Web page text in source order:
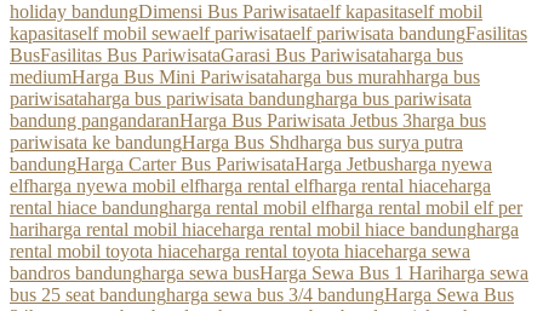
holiday bandungDimensi Bus Pariwisataelf kapasitaself mobil
kapasitaself mobil sewaelf pariwisataelf pariwisata bandungFasilitas
BusFasilitas Bus PariwisataGarasi Bus Pariwisataharga bus
mediumHarga Bus Mini Pariwisataharga bus murahharga bus
pariwisataharga bus pariwisata bandungharga bus pariwisata
bandung pangandaranHarga Bus Pariwisata Jetbus 3harga bus
pariwisata ke bandungHarga Bus Shdharga bus surya putra
bandungHarga Carter Bus PariwisataHarga Jetbusharga nyewa
elfharga nyewa mobil elfharga rental elfharga rental hiaceharga
rental hiace bandungharga rental mobil elfharga rental mobil elf per
hariharga rental mobil hiaceharga rental mobil hiace bandungharga
rental mobil toyota hiaceharga rental toyota hiaceharga sewa
bandros bandungharga sewa busHarga Sewa Bus 1 Hariharga sewa
bus 25 seat bandungharga sewa bus 3/4 bandungHarga Sewa Bus